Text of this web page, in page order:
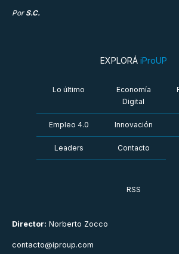
Por S.C.
Director: Norberto Zocco
contacto@iproup.com
EXPLORÁ iProUP
Lo último
Economía
Digital
Empleo 4.0 Innovación
Leaders Contacto
RSS